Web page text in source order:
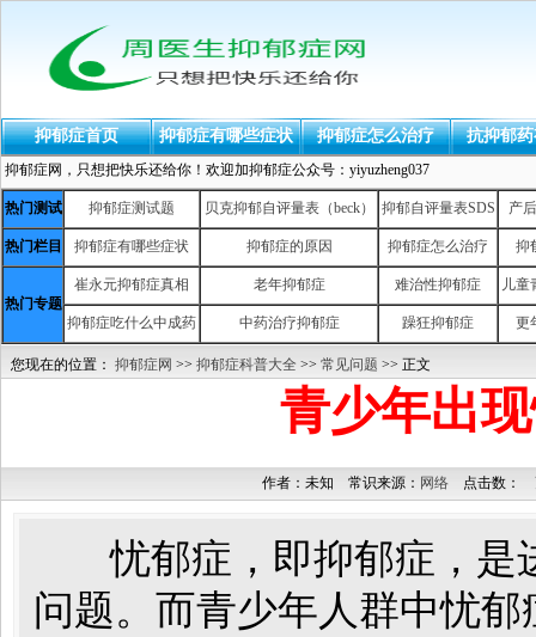
抑郁症首页 抑郁症有哪些症状 抑郁症怎么治疗 抗抑郁
抑郁症网，只想把快乐还给你！欢迎加抑郁症公众号：yiyuzheng037
热门测试 抑郁症测试题 贝克抑郁自评量表（beck） 抑郁自评量表SDS 产
热门栏目 抑郁症有哪些症状 抑郁症的原因 抑郁症怎么治疗 抑
热门专题
崔永元抑郁症真相 老年抑郁症 难治性抑郁症 儿童
抑郁症吃什么中成药 中药治疗抑郁症 躁狂抑郁症 更
您现在的位置： 抑郁症网 >> 抑郁症科普大全 >> 常见问题 >> 正文
青少年出
作者：未知 常识来源： 网络点击数：
忧郁症，即抑郁症，是
问题。而青少年人群中忧